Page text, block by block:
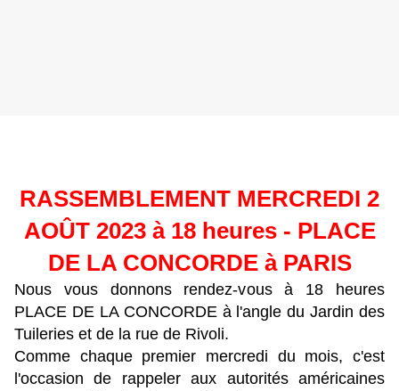
RASSEMBLEMENT MERCREDI 2
AOÛT 2023 à 18 heures - PLACE
DE LA CONCORDE à PARIS
Nous vous donnons rendez-vous à 18 heures
PLACE DE LA CONCORDE à l'angle du Jardin des
Tuileries et de la rue de Rivoli.
Comme chaque premier mercredi du mois, c'est
l'occasion de rappeler aux autorités américaines